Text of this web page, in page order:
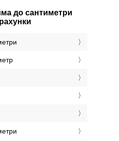
до сантиметри